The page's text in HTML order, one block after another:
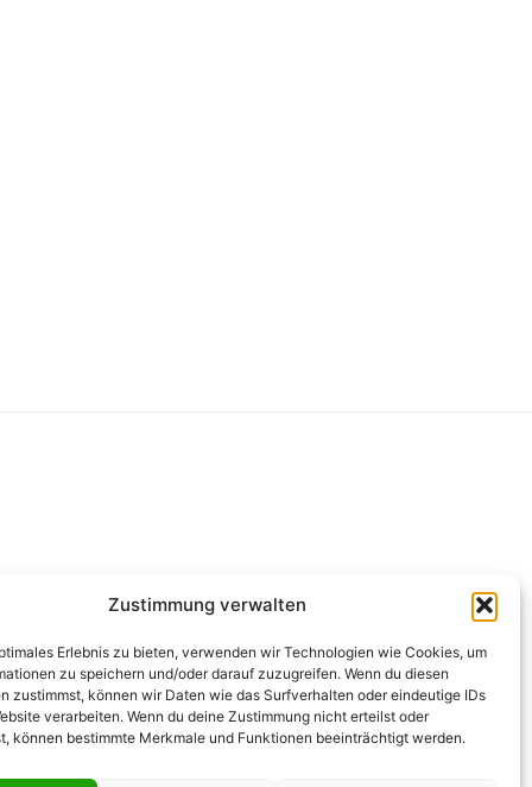
Zustimmung verwalten
Erlebnis zu bieten, verwenden wir Technologien wie Cookies, um
zu speichern und/oder darauf zuzugreifen. Wenn du diesen
zustimmst, können wir Daten wie das Surfverhalten oder eindeutige IDs
verarbeiten. Wenn du deine Zustimmung nicht erteilst oder
können bestimmte Merkmale und Funktionen beeinträchtigt werden.